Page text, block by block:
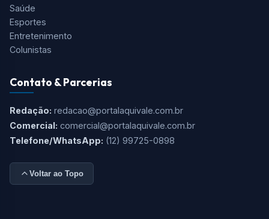
Saúde
Esportes
Entretenimento
Colunistas
Contato & Parcerias
Redação: redacao@portalaquivale.com.br
Comercial: comercial@portalaquivale.com.br
Telefone/WhatsApp: (12) 99725-0898
Voltar ao Topo